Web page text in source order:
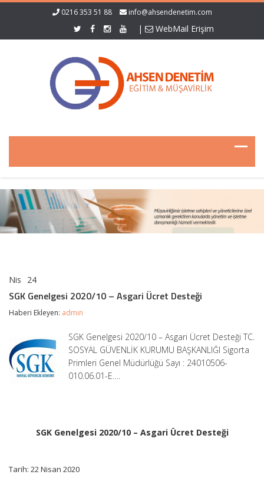
0216 353 51 88 info@ahsendenetim.com
| WebMail Erişim
Nis 24
2020/10
–
Desteği
için
SGK Genelgesi 2020/10 – Asgari Ücret Desteği
Haberi Ekleyen: admin
SGK Genelgesi 2020/10 – Asgari Ücret Desteği TC.
SOSYAL GÜVENLİK KURUMU BAŞKANLIĞI Sigorta
Primleri Genel Müdürlüğü Sayı : 24010506-
010.06.01-E….
SGK Genelgesi 2020/10 – Asgari Ücret Desteği
Tarih: 22 Nisan 2020